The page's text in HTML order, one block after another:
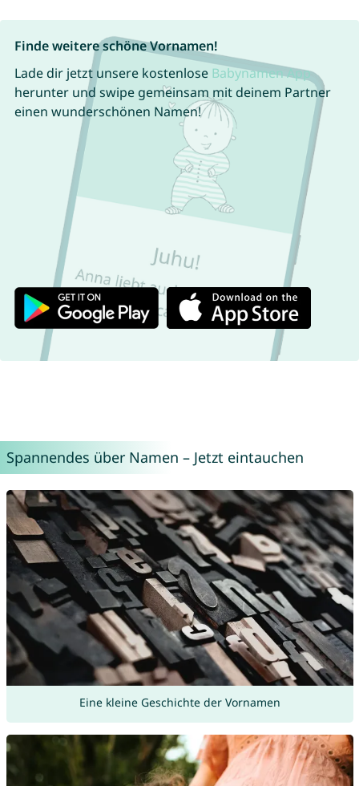
Finde weitere schöne Vornamen!
Lade dir jetzt unsere kostenlose Babynamen App
herunter und swipe gemeinsam mit deinem Partner
einen wunderschönen Namen!
Spannendes über Namen – Jetzt eintauchen
Eine kleine Geschichte der Vornamen